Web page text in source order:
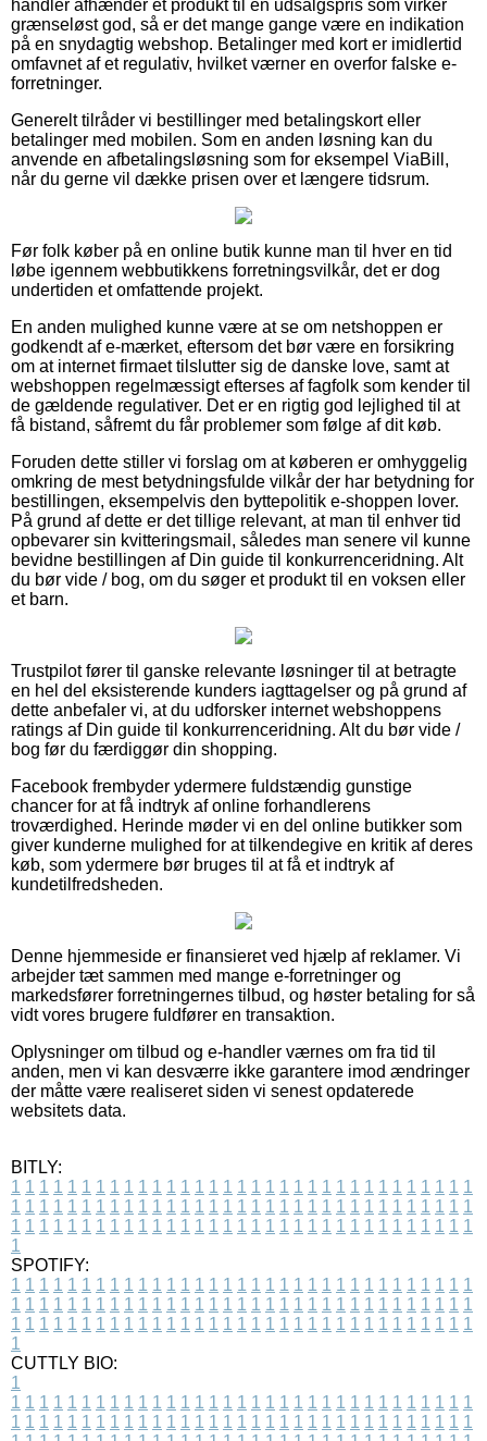
handler afhænder et produkt til en udsalgspris som virker
grænseløst god, så er det mange gange være en indikation
på en snydagtig webshop. Betalinger med kort er imidlertid
omfavnet af et regulativ, hvilket værner en overfor falske e-
forretninger.
Generelt tilråder vi bestillinger med betalingskort eller
betalinger med mobilen. Som en anden løsning kan du
anvende en afbetalingsløsning som for eksempel ViaBill,
når du gerne vil dække prisen over et længere tidsrum.
Før folk køber på en online butik kunne man til hver en tid
løbe igennem webbutikkens forretningsvilkår, det er dog
undertiden et omfattende projekt.
En anden mulighed kunne være at se om netshoppen er
godkendt af e-mærket, eftersom det bør være en forsikring
om at internet firmaet tilslutter sig de danske love, samt at
webshoppen regelmæssigt efterses af fagfolk som kender til
de gældende regulativer. Det er en rigtig god lejlighed til at
få bistand, såfremt du får problemer som følge af dit køb.
Foruden dette stiller vi forslag om at køberen er omhyggelig
omkring de mest betydningsfulde vilkår der har betydning for
bestillingen, eksempelvis den byttepolitik e-shoppen lover.
På grund af dette er det tillige relevant, at man til enhver tid
opbevarer sin kvitteringsmail, således man senere vil kunne
bevidne bestillingen af Din guide til konkurrenceridning. Alt
du bør vide / bog, om du søger et produkt til en voksen eller
et barn.
Trustpilot fører til ganske relevante løsninger til at betragte
en hel del eksisterende kunders iagttagelser og på grund af
dette anbefaler vi, at du udforsker internet webshoppens
ratings af Din guide til konkurrenceridning. Alt du bør vide /
bog før du færdiggør din shopping.
Facebook frembyder ydermere fuldstændig gunstige
chancer for at få indtryk af online forhandlerens
troværdighed. Herinde møder vi en del online butikker som
giver kunderne mulighed for at tilkendegive en kritik af deres
køb, som ydermere bør bruges til at få et indtryk af
kundetilfredsheden.
Denne hjemmeside er finansieret ved hjælp af reklamer. Vi
arbejder tæt sammen med mange e-forretninger og
markedsfører forretningernes tilbud, og høster betaling for så
vidt vores brugere fuldfører en transaktion.
Oplysninger om tilbud og e-handler værnes om fra tid til
anden, men vi kan desværre ikke garantere imod ændringer
der måtte være realiseret siden vi senest opdaterede
websitets data.
BITLY:
1 1 1 1 1 1 1 1 1 1 1 1 1 1 1 1 1 1 1 1 1 1 1 1 1 1 1 1 1 1 1 1 1
1 1 1 1 1 1 1 1 1 1 1 1 1 1 1 1 1 1 1 1 1 1 1 1 1 1 1 1 1 1 1 1 1
1 1 1 1 1 1 1 1 1 1 1 1 1 1 1 1 1 1 1 1 1 1 1 1 1 1 1 1 1 1 1 1 1
1
SPOTIFY:
1 1 1 1 1 1 1 1 1 1 1 1 1 1 1 1 1 1 1 1 1 1 1 1 1 1 1 1 1 1 1 1 1
1 1 1 1 1 1 1 1 1 1 1 1 1 1 1 1 1 1 1 1 1 1 1 1 1 1 1 1 1 1 1 1 1
1 1 1 1 1 1 1 1 1 1 1 1 1 1 1 1 1 1 1 1 1 1 1 1 1 1 1 1 1 1 1 1 1
1
CUTTLY BIO:
1
1 1 1 1 1 1 1 1 1 1 1 1 1 1 1 1 1 1 1 1 1 1 1 1 1 1 1 1 1 1 1 1 1
1 1 1 1 1 1 1 1 1 1 1 1 1 1 1 1 1 1 1 1 1 1 1 1 1 1 1 1 1 1 1 1 1